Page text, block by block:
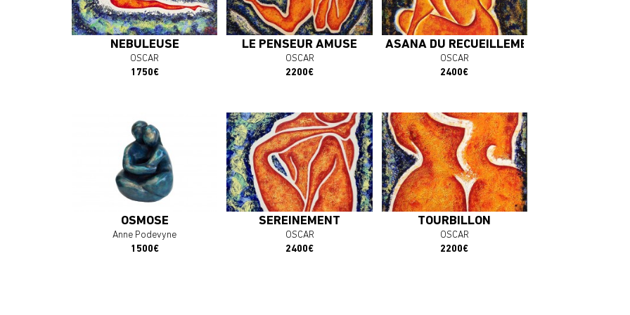
NEBULEUSE
OSCAR
1750€
LE PENSEUR AMUSE
OSCAR
2200€
ASANA DU RECUEILLEMENT
OSCAR
2400€
OSMOSE
Anne Podevyne
1500€
J'ACHÈTE L'OEUVRE
SEREINEMENT
OSCAR
2400€
J'ACHÈTE L'OEUVRE
TOURBILLON
OSCAR
2200€
J'ACHÈTE L'OEUVRE